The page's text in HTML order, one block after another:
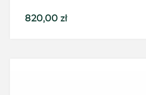
820,00 zł